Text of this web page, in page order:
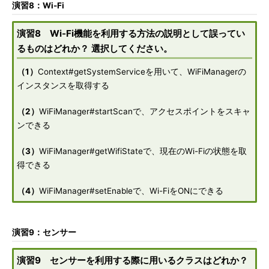
演習8：Wi-Fi
演習8 Wi-Fi機能を利用する方法の説明として誤ってい
るものはどれか？ 選択してください。
（1） Context#getSystemServiceを用いて、WiFiManagerの
インスタンスを取得する
（2） WiFiManager#startScanで、アクセスポイントをスキャ
ンできる
（3） WiFiManager#getWifiStateで、現在のWi-Fiの状態を取
得できる
（4） WiFiManager#setEnableで、Wi-FiをONにできる
演習9：センサー
演習9 センサーを利用する際に用いるクラスはどれか？